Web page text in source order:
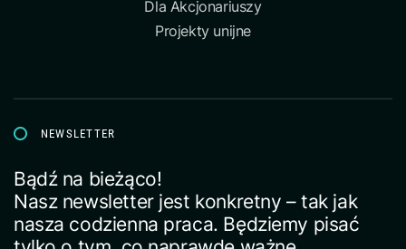
Dla Akcjonariuszy
Projekty unijne
NEWSLETTER
Bądź na bieżąco!
Nasz newsletter jest konkretny – tak jak
nasza codzienna praca. Będziemy pisać